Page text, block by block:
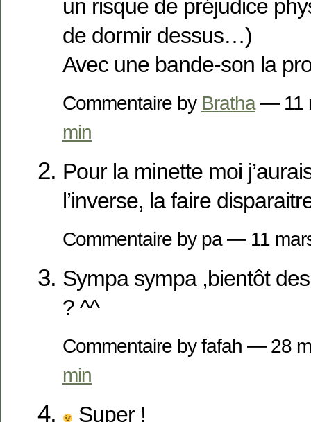
un risque de préjudice
de dormir dessus…)
Avec une bande-son la
Commentaire by Bratha— 11
min
Pour la minette moi
l’inverse, la faire
Commentaire by pa — 11
Sympa sympa ,bientôt
? ^^
Commentaire by fafah — 28
min
Super !